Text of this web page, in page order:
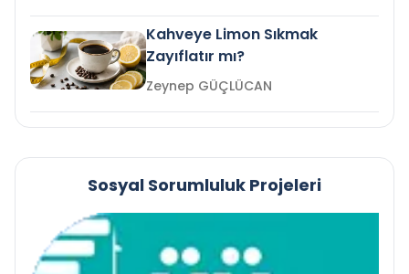
Kahveye Limon Sıkmak
Zayıflatır mı?
Zeynep GÜÇLÜCAN
Sosyal Sorumluluk Projeleri